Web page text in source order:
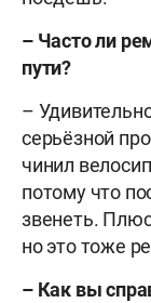
– Часто ли
пути?
–
серьёзной
чинил
потому что
звенеть.
но это тоже
– Как вы